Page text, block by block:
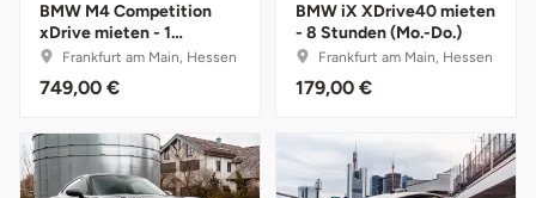
BMW M4 Competition
xDrive mieten - 1
Wochenende (Fr.-So.)
Frankfurt am Main, Hessen
749,00 €
BMW iX XDrive40 mieten
- 8 Stunden (Mo.-Do.)
Frankfurt am Main, Hessen
179,00 €
Dresden
Düsseldorf